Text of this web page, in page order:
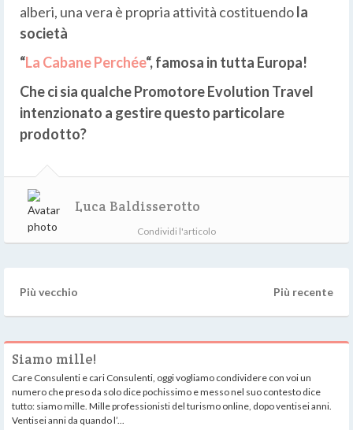
alberi, una vera è propria attività costituendola
società
“La Cabane Perchée“, famosa in tutta Europa!
Che ci sia qualche Promotore Evolution Travel
intenzionato a gestire questo particolare
prodotto?
Luca Baldisserotto
Condividi l'articolo
Più vecchio Più recente
Siamo mille!
Care Consulenti e cari Consulenti, oggi vogliamo condividere con voi un
numero che preso da solo dice pochissimo e messo nel suo contesto dice
tutto: siamo mille. Mille professionisti del turismo online, dopo ventisei anni.
Ventisei anni da quando l’...